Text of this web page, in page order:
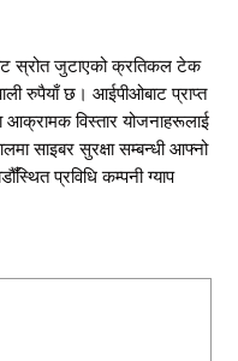
स्रोत जुटाएको क्रतिकल टेक
रुपैयाँ छ। आईपीओबाट प्राप्त
आक्रामक विस्तार योजनाहरूलाई
साइबर सुरक्षा सम्बन्धी आफ्नो
प्रविधि कम्पनी ग्याप